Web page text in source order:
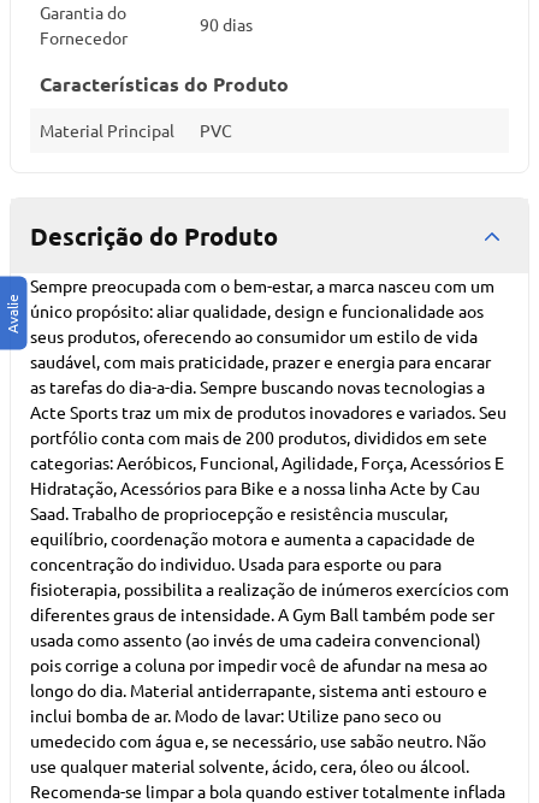
Garantia do
Fornecedor
90 dias
Características do Produto
Material Principal PVC
Descrição do Produto
Sempre preocupada com o bem-estar, a marca nasceu com um
único propósito: aliar qualidade, design e funcionalidade aos
seus produtos, oferecendo ao consumidor um estilo de vida
saudável, com mais praticidade, prazer e energia para encarar
as tarefas do dia-a-dia. Sempre buscando novas tecnologias a
Acte Sports traz um mix de produtos inovadores e variados. Seu
portfólio conta com mais de 200 produtos, divididos em sete
categorias: Aeróbicos, Funcional, Agilidade, Força, Acessórios E
Hidratação, Acessórios para Bike e a nossa linha Acte by Cau
Saad. Trabalho de propriocepção e resistência muscular,
equilíbrio, coordenação motora e aumenta a capacidade de
concentração do individuo. Usada para esporte ou para
fisioterapia, possibilita a realização de inúmeros exercícios com
diferentes graus de intensidade. A Gym Ball também pode ser
usada como assento (ao invés de uma cadeira convencional)
pois corrige a coluna por impedir você de afundar na mesa ao
longo do dia. Material antiderrapante, sistema anti estouro e
inclui bomba de ar. Modo de lavar: Utilize pano seco ou
umedecido com água e, se necessário, use sabão neutro. Não
use qualquer material solvente, ácido, cera, óleo ou álcool.
Recomenda-se limpar a bola quando estiver totalmente inflada